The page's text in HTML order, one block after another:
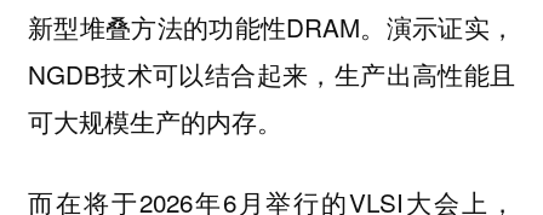
新型堆叠方法的功能性DRAM。演示证实，
NGDB技术可以结合起来，生产出高性能且
可大规模生产的内存。
而在将于2026年6月举行的VLSI大会上，